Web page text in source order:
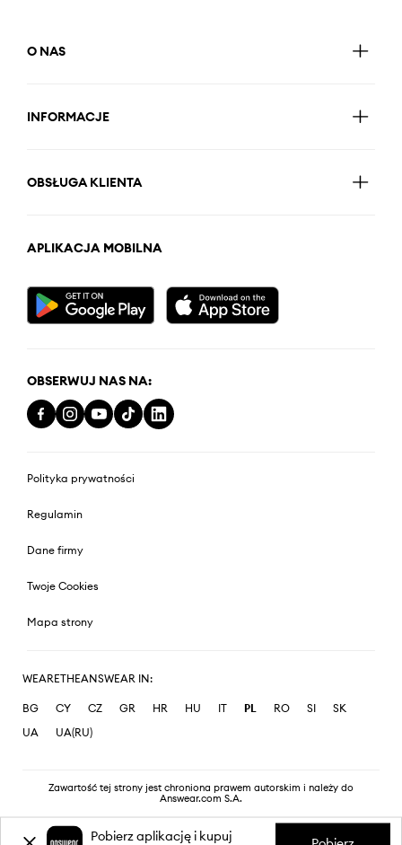
O NAS
INFORMACJE
OBSŁUGA KLIENTA
APLIKACJA MOBILNA
OBSERWUJ NAS NA:
Polityka prywatności
Regulamin
Dane firmy
Twoje Cookies
Mapa strony
WEARETHEANSWEAR IN:
BG CY CZ GR HR HU IT PL RO SI
SK
UA
UA(RU)
Zawartość tej strony jest chroniona prawem autorskim i należy do
Answear.com S.A.
Pobierz aplikację i kupuj